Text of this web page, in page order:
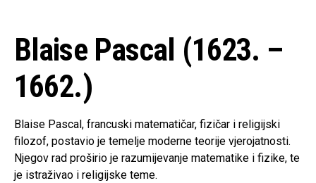
Blaise Pascal (1623. –
1662.)
Blaise Pascal, francuski matematičar, fizičar i religijski
filozof, postavio je temelje moderne teorije vjerojatnosti.
Njegov rad proširio je razumijevanje matematike i fizike, te
je istraživao i religijske teme.